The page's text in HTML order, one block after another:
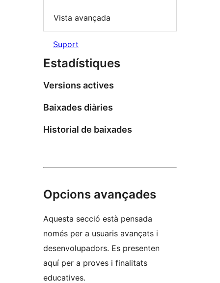
Vista avançada
Suport
Estadístiques
Versions actives
Baixades diàries
Historial de baixades
Opcions avançades
Aquesta secció està pensada
només per a usuaris avançats i
desenvolupadors. Es presenten
aquí per a proves i finalitats
educatives.